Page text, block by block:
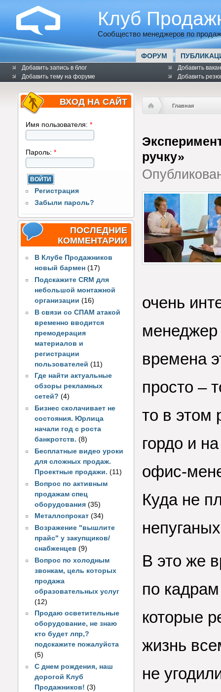
Клуб
Сообщество менеджеров по
ФОРУМ
Добавить запись в блог
Добавить тему на форуме
Добавить
Добавить
ВХОД НА САЙТ
Имя пользователя: *
Пароль: *
Регистрация
Забыли пароль?
ПОСЛЕДНИЕ
КОММЕНТАРИИ
В Клубе Продажников
новый бармен (17)
Подскажите CRM для
небольшой монтажной
организации (16)
В связи со СПАМ атакой
временно вводится
премодерация
материалов и
регистрации
пользователей(11)
Где найти актуальные
обзоры рекламных
сетей? (4)
Бизнес сколачивает не
состояния. Юрлица
начали год с роста
банкротств. (8)
Бесплатные видео уроки
для сложных продаж.
Проектные продажи. (11)
Вопрос по активным
продажам спец
оборудования (35)
Металлопрокат (34)
Возражение "вышлите
прайс" у закупщиков/
снабженцев (9)
Вопрос по холодным
звонкам, цель которых
продажа
образовательных услуг
(12)
Продаю осветительные
оборудование, не знаю
кто будет лпр,?
подскажите пожалуйста
(5)
С днем рождения, наш
дорогой Клуб
Продажников! (3)
Главная
ручку»
очень
менеджер
времена
просто –
то в этом
гордо и
офис-
Куда не
В это же
по
которые
жизнь
не